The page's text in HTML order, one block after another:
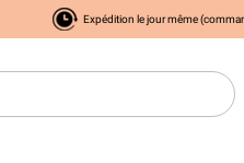
Expédition le jour même